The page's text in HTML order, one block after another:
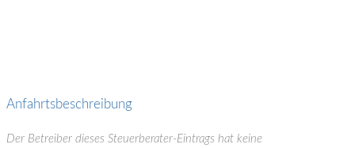
Anfahrtsbeschreibung
Der Betreiber dieses Steuerberater-Eintrags hat keine